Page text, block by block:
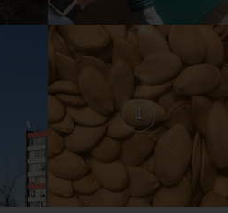
1